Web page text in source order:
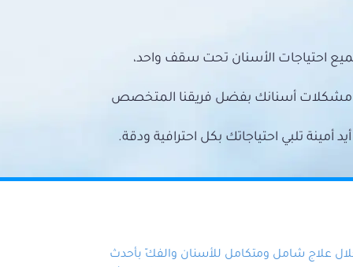
احتياجات الأسنان تحت سقف واحد،
مشكلات أسنانك بفضل فريقنا المتخصص
تلبي احتياجاتك بكل احترافية ودقة.
علاج شامل ومتكامل للأسنان والفكّ بأحدث